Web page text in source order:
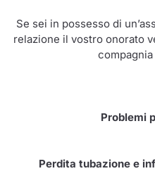
Se sei in possesso di
relazione il vostro onorato
Problemi
Perdita tubazione e